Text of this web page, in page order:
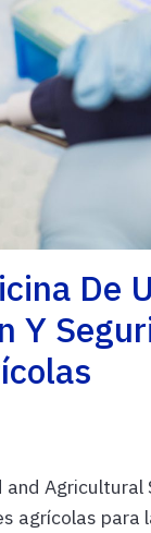
De
Y
Agricultural
agrícolas